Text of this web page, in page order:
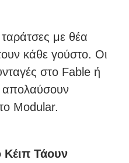
με θέα
κάθε γούστο. Οι
στο Fable ή
απολαύσουν
Modular.
Κέιπ Τάουν